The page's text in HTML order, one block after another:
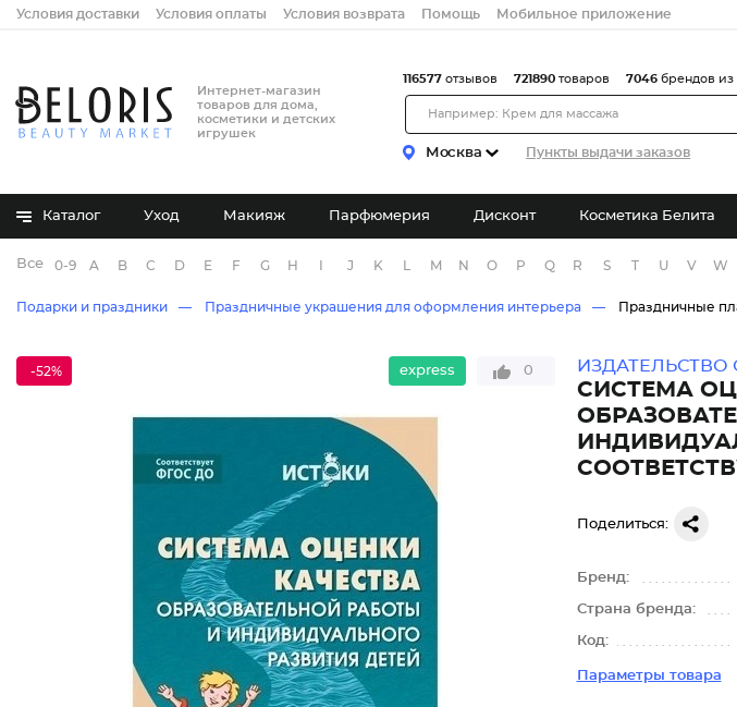
Условия доставки Условия оплаты Условия возврата Помощь Мобильное приложение
Интернет-магазин
товаров для дома,
косметики и детских
игрушек
Москва Пункты выдачи заказов
116577 отзывов 721890 товаров 7046 брендов из
Каталог Уход Макияж Парфюмерия Дисконт Косметика Белита
Все бренды
0-9 A B C D E F G H J K M N O P Q R S T U V W
Подарки и праздники Праздничные украшения для оформления интерьера Праздничные
-52% express 0 ИЗДАТЕЛЬСТВО
СИСТЕМА
Поделиться:
Бренд:
Страна бренда:
Код:
Параметры товара